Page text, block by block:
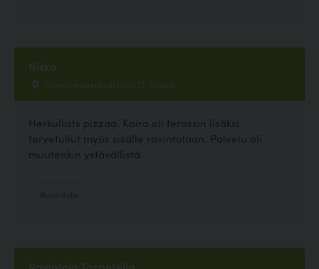
Niska
Hovioikeudenpuistikko 13, Vaasa
Herkullists pizzaa. Koira oli terassin lisäksi
tervetullut myös sisälle ravintolaan. Palvelu oli
muutenkin ystävällistä.